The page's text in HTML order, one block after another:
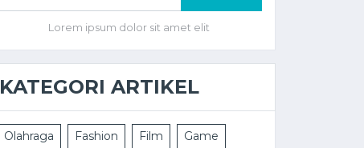
Lorem ipsum dolor sit amet elit
KATEGORI ARTIKEL
Olahraga Fashion Film Game